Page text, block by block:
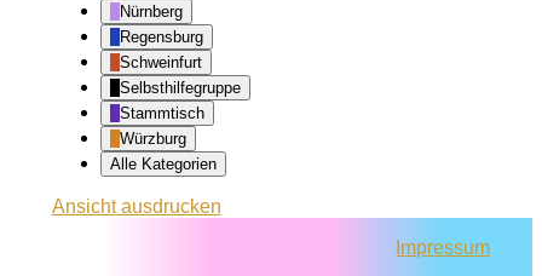
Nürnberg
Regensburg
Schweinfurt
Selbsthilfegruppe
Stammtisch
Würzburg
Alle Kategorien
Ansichtausdrucken
Impressum